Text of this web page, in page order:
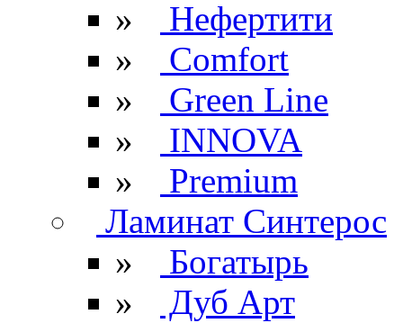
»
Нефертити
»
Comfort
»
Green Line
»
INNOVA
»
Premium
Ламинат Синтерос
»
Богатырь
»
Дуб Арт